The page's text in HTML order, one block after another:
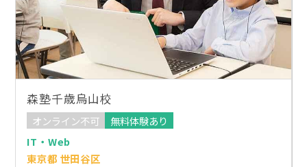
森塾千歳烏山校
オンライン不可
無料体験あり
IT・Web
東京都 世田谷区